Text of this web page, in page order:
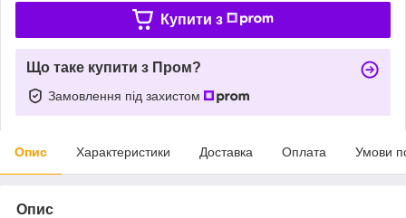
Купити з
Що таке купити з Пром?
Замовлення під захистом
Опис Характеристики Доставка Оплата Умови
Опис